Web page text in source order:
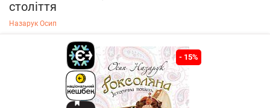
століття
Назарук Осип
- 15%